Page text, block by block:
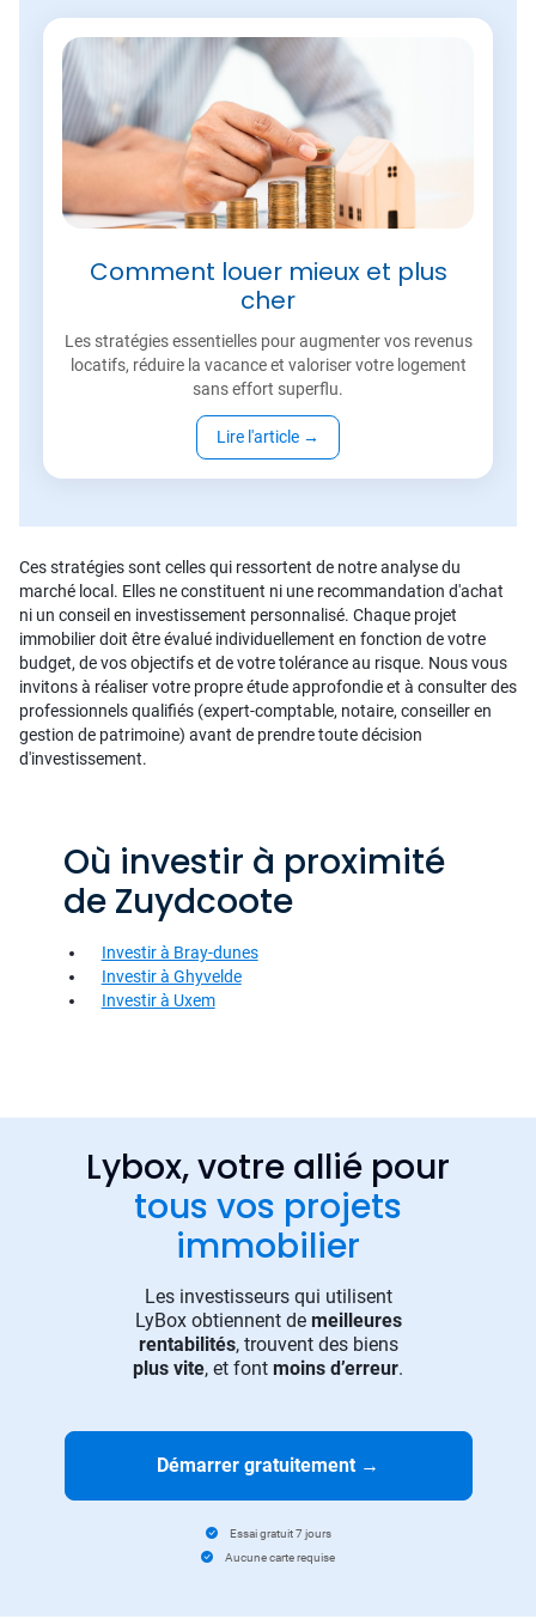
Comment louer mieux et plus
cher
Les stratégies essentielles pour augmenter vos revenus
locatifs, réduire la vacance et valoriser votre logement
sans effort superflu.
Lire l'article →
Ces stratégies sont celles qui ressortent de notre analyse du
marché local. Elles ne constituent ni une recommandation d'achat
ni un conseil en investissement personnalisé. Chaque projet
immobilier doit être évalué individuellement en fonction de votre
budget, de vos objectifs et de votre tolérance au risque. Nous vous
invitons à réaliser votre propre étude approfondie et à consulter des
professionnels qualifiés (expert-comptable, notaire, conseiller en
gestion de patrimoine) avant de prendre toute décision
d'investissement.
Où investir à proximité
de Zuydcoote
Investir à Bray-dunes
Investir à Ghyvelde
Investir à Uxem
Lybox, votre allié pour
tous vos projets
immobilier
Les investisseurs qui utilisent
LyBox obtiennent de meilleures
rentabilités, trouvent des biens
plus vite, et font moins d’erreur.
Démarrer gratuitement →
Essai gratuit 7 jours
Aucune carte requise